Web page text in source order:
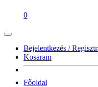
0
Bejelentkezés /
Kosaram
Főoldal